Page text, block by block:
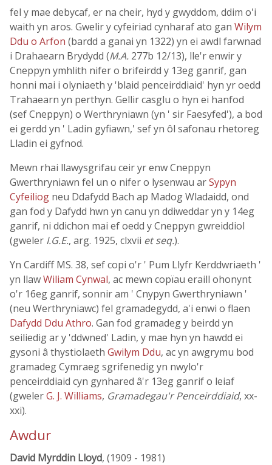
fel y mae debycaf, er na cheir, hyd y gwyddom, ddim o'i
waith yn aros. Gwelir y cyfeiriad cynharaf ato gan Wilym
Ddu o Arfon (bardd a ganai yn 1322) yn ei awdl farwnad
i Drahaearn Brydydd (M.A. 277b 12/13), lle'r enwir y
Cneppyn ymhlith nifer o brifeirdd y 13eg ganrif, gan
honni mai i olyniaeth y 'blaid penceirddiaid' hyn yr oedd
Trahaearn yn perthyn. Gellir casglu o hyn ei hanfod
(sef Cneppyn) o Werthryniawn (yn ' sir Faesyfed'), a bod
ei gerdd yn ' Ladin gyfiawn,' sef yn ôl safonau rhetoreg
Lladin ei gyfnod.
Mewn rhai llawysgrifau ceir yr enw Cneppyn
Gwerthryniawn fel un o nifer o lysenwau arSypyn
Cyfeiliog neu Ddafydd Bach ap Madog Wladaidd, ond
gan fod y Dafydd hwn yn canu yn ddiweddar yn y 14eg
ganrif, ni ddichon mai ef oedd y Cneppyn gwreiddiol
(gweler I.G.E., arg. 1925, clxvii et seq.).
Yn Cardiff MS. 38, sef copi o'r ' Pum Llyfr Kerddwriaeth '
yn llawWiliam Cynwal, ac mewn copïau eraill ohonynt
o'r 16eg ganrif, sonnir am ' Cnypyn Gwerthryniawn '
(neu Werthryniawc) fel gramadegydd, a'i enwi o flaen
Dafydd Ddu Athro. Gan fod gramadeg y beirdd yn
seiliedig ar y 'ddwned' Ladin, y mae hyn yn hawdd ei
gysoni â thystiolaeth Gwilym Ddu, ac yn awgrymu bod
gramadeg Cymraeg sgrifenedig yn nwylo'r
penceirddiaid cyn gynhared â'r 13eg ganrif o leiaf
(gwelerG. J. Williams, Gramadegau'r Penceirddiaid, xx-
xxi).
Awdur
David Myrddin Lloyd, (1909 - 1981)